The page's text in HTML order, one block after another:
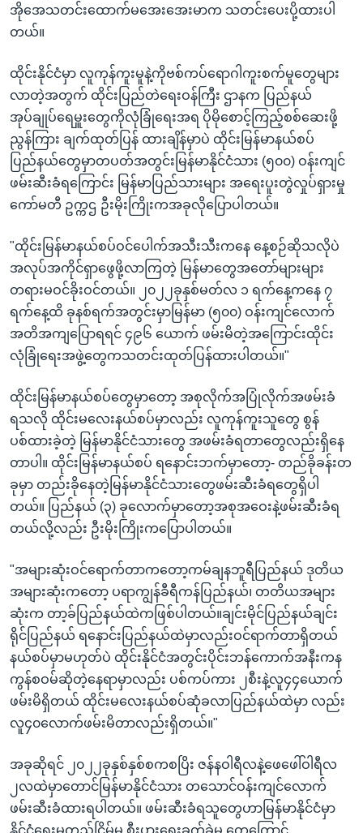
ရန်အိုအေသတင်းထောက်မအေးအေးမာက သတင်းပေးပို့ထားပါ
တယ်။
ထိုင်းနိုင်ငံမှာ လူကုန်ကူးမူနဲ့ကိုဗစ်ကပ်ရောဂါကူးစက်မူတွေများ
လာတဲ့အတွက် ထိုင်းပြည်တဲရေးဝန်ကြီး ဌာနက ပြည်နယ်
အုပ်ချုပ်ရေမှူးတွေကိုလုံခြုံရေးအရ ပိုမိုစောင့်ကြည့်စစ်ဆေးဖို့
ညွန်ကြား ချက်ထုတ်ပြန် ထားချိန်မှာပဲ ထိုင်းမြန်မာနယ်စပ်
ပြည်နယ်တွေမှာတပတ်အတွင်းမြန်မာနိုင်ငံသား (၅၀၀) ဝန်းကျင်
ဖမ်းဆီးခံရကြောင်း မြန်မာပြည်သားများ အရေးပူးတွဲလှုပ်ရှားမှု
ကော်မတီ ဥက္ကဌ ဦးမိုးကြိုးကအခုလိုပြောပါတယ်။
"ထိုင်းမြန်မာနယ်စပ်ဝင်ပေါက်အသီးသီးကနေ နေ့စဉ်ဆိုသလိုပဲ
အလုပ်အကိုင်ရှာဖွေဖို့လာကြတဲ့ မြန်မာတွေအတော်များများ
တရားမဝင်ခိုးဝင်တယ်။ ၂၀၂၂ခုနှစ်မတ်လ ၁ ရက်နေ့ကနေ ၇
ရက်နေ့ထိ ခုနစ်ရက်အတွင်းမှာမြန်မာ (၅၀၀) ဝန်းကျင်လောက်
အတိအကျပြောရရင် ၄၉၆ ယောက် ဖမ်းမိတဲ့အကြောင်းထိုင်း
လုံခြုံရေးအဖွဲ့တွေကသတင်းထုတ်ပြန်ထားပါတယ်။"
ထိုင်းမြန်မာနယ်စပ်တွေမှာတော့ အစုလိုက်အပြုံလိုက်အဖမ်းခံ
ရသလို ထိုင်းမလေးနယ်စပ်မှာလည်း လူကုန်ကူးသူတွေ စွန်
ပစ်ထားခဲ့တဲ့ မြန်မာနိုင်ငံသားတွေ အဖမ်းခံရတာတွေလည်းရှိနေ
တာပါ။ ထိုင်းမြန်မာနယ်စပ် ရနောင်းဘက်မှာတော့- တည်ခိုခန်းတ
ခုမှာ တည်းခိုနေတဲ့မြန်မာနိုင်ငံသားတွေဖမ်းဆီးခံရတွေရှိပါ
တယ်။ ပြည်နယ် (၃) ခုလောက်မှာတော့အစုအဝေးနဲ့ဖမ်းဆီးခံရ
တယ်လို့လည်း ဦးမိုးကြိုးကပြောပါတယ်။
"အများဆုံးဝင်ရောက်တာကတော့ကမ်ချနဘူရီပြည်နယ် ဒုတိယ
အများဆုံးကတော့ ပရာကျွန်ခီရီကန်ပြည်နယ်၊ တတိယအများ
ဆုံးက တာ့ခ်ပြည်နယ်ထဲကဖြစ်ပါတယ်။ချင်းမိုင်ပြည်နယ်ချင်း
ရိုင်ပြည်နယ် ရနောင်းပြည်နယ်ထဲမှာလည်းဝင်ရာက်တာရှိတယ်
နယ်စပ်မှာမဟုတ်ပဲ ထိုင်းနိုင်ငံအတွင်းပိုင်းဘန်ကောက်အနီးကန
ကွန်စဝမ်ဆိုတဲ့နေရာမှာလည်း ပစ်ကပ်ကား ၂စီးနဲ့လူ၄၄ယောက်
ဖမ်းမိရှိတယ် ထိုင်းမလေးနယ်စပ်ဆုံခလာပြည်နယ်ထဲမှာ လည်း
လူ၄၀လောက်ဖမ်းမိတာလည်းရှိတယ်။"
အခုဆိုရင် ၂၀၂၂ခုနှစ်နှစ်စကစပြိး ဇန်နဝါရီလနဲ့ဖေဖေါ်ဝါရီလ
၂လထဲမှာတောင်မြန်မာနိုင်ငံသား တသောင်ဝန်းကျင်လောက်
ဖမ်းဆီးခံထားရပါတယ်။ ဖမ်းဆီးခံရသူတွေဟာမြန်မာနိုင်ငံမှာ
နိုင်ငံရေးမတည်ငြိမ်မူ့ စီးပွားရေးခက်ခဲမှု တွေကြောင့်